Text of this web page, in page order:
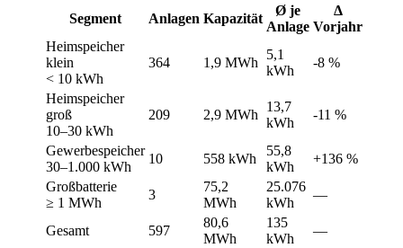
Segment
Anlagen Kapazität
Ø je
Anlage
Δ
Vorjahr
Heimspeicher
klein
< 10 kWh
364 1,9 MWh
5,1
kWh
-8 %
Heimspeicher
groß
10–30 kWh
209 2,9 MWh
13,7
kWh
-11 %
Gewerbespeicher
30–1.000 kWh
10 558 kWh
55,8
kWh
+136 %
Großbatterie
≥ 1 MWh
3
75,2
MWh
25.076
kWh
—
Gesamt 597
80,6
MWh
135
kWh
—